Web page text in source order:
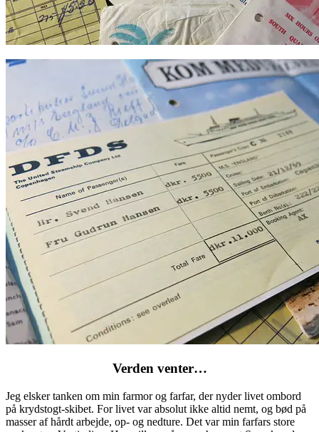
Verden venter…
Jeg elsker tanken om min farmor og farfar, der nyder livet ombord
på krydstogt-skibet. For livet var absolut ikke altid nemt, og bød på
masser af hårdt arbejde, op- og nedture. Det var min farfars store